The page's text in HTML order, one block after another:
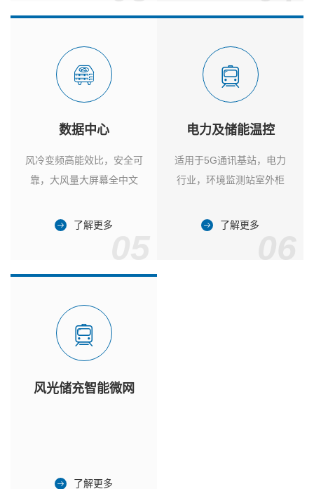
数据中心
风冷变频高能效比，安全可
靠，大风量大屏幕全中文
了解更多
电力及储能温控
适用于5G通讯基站，电力
行业，环境监测站室外柜
了解更多
风光储充智能微网
了解更多